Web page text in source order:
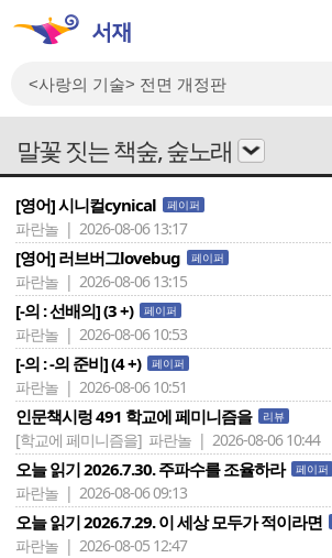
말꽃 짓는 책숲, 숲노래
[영어] 시니컬cynical 페이퍼
파란놀 | 2026-08-06 13:17
[영어] 러브버그lovebug 페이퍼
파란놀 | 2026-08-06 13:15
[-의 : 선배의] (3 +) 페이퍼
파란놀 | 2026-08-06 10:53
[-의 : -의 준비] (4 +) 페이퍼
파란놀 | 2026-08-06 10:51
인문책시렁 491 학교에 페미니즘을 리뷰
[학교에 페미니즘을] 파란놀 | 2026-08-06 10:44
오늘 읽기 2026.7.30. 주파수를 조율하라 페이퍼
파란놀 | 2026-08-06 09:13
오늘 읽기 2026.7.29. 이 세상 모두가 적이라면
파란놀 | 2026-08-05 12:47